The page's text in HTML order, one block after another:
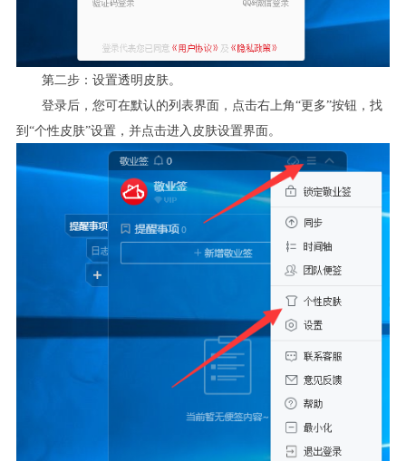
第二步：设置透明皮肤。
登录后，您可在默认的列表界面，点击右上角“更多”按钮，找
到“个性皮肤”设置，并点击进入皮肤设置界面。